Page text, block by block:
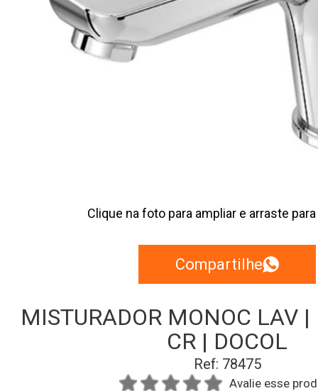
Clique na foto para ampliar e arraste
Compartilhe
MISTURADOR MONOC LAV
CR | DOCOL
Ref: 78475
Avalie esse